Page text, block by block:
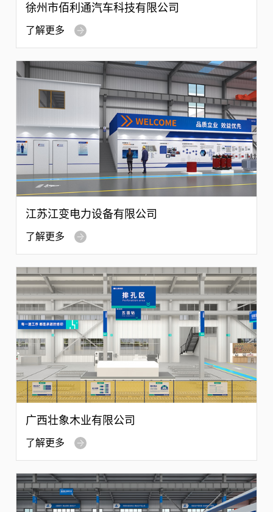
徐州市佰利通汽车科技有限公司
了解更多
江苏江变电力设备有限公司
了解更多
广西壮象木业有限公司
了解更多